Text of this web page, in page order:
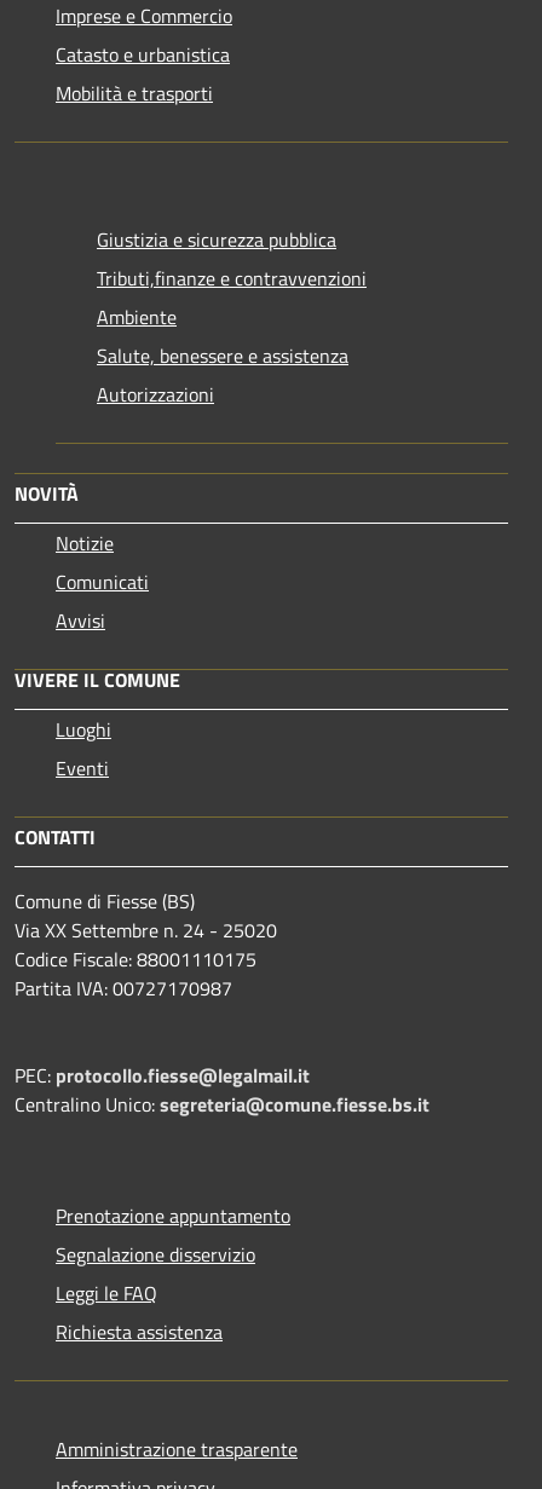
Imprese e Commercio
Catasto e urbanistica
Mobilità e trasporti
Giustizia e sicurezza pubblica
Tributi,finanze e contravvenzioni
Ambiente
Salute, benessere e assistenza
Autorizzazioni
NOVITÀ
Notizie
Comunicati
Avvisi
VIVERE IL COMUNE
Luoghi
Eventi
CONTATTI
Comune di Fiesse (BS)
Via XX Settembre n. 24 - 25020
Codice Fiscale: 88001110175
Partita IVA: 00727170987
PEC: protocollo.fiesse@legalmail.it
Centralino Unico:segreteria@comune.fiesse.bs.it
Prenotazione appuntamento
Segnalazione disservizio
Leggi le FAQ
Richiesta assistenza
Amministrazione trasparente